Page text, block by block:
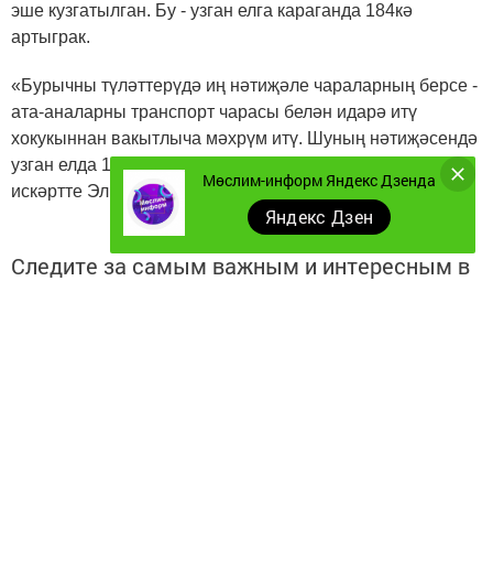
эше кузгатылган. Бу - узган елга караганда 184кә
артыграк.
«Бурычны түләттерүдә иң нәтиҗәле чараларның берсе -
ата-аналарны транспорт чарасы белән идарә итү
хокукыннан вакытлыча мәхрүм итү. Шуның нәтиҗәсендә
узган елда 160 миллион сум акча түләттерелде», - дип
искәртте Эльвира Лабашова.
Следите за самым важным и интересным в
Мөслим-информ Яндекс Дзенда
Яндекс Дзен